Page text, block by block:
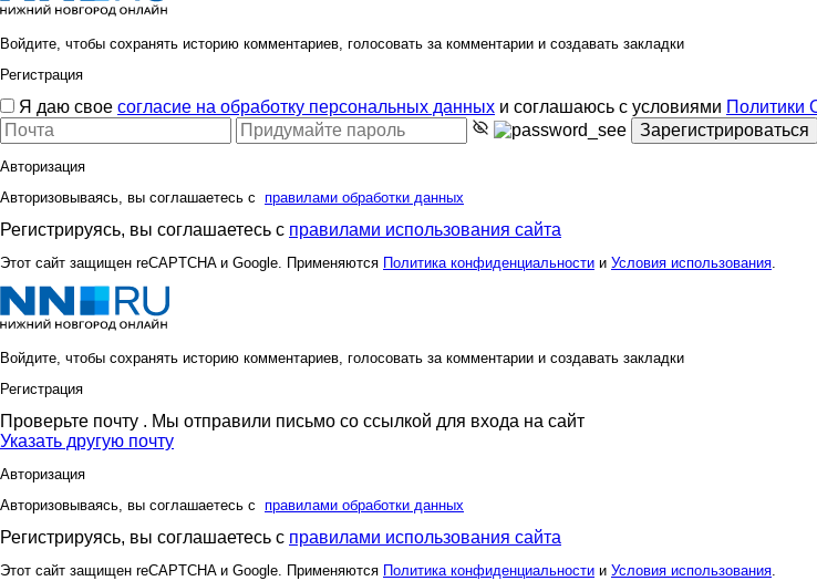
Войдите, чтобы сохранять историю комментариев, голосовать за комментарии и создавать закладки
Регистрация
Я даю свое согласие на обработку персональных данных и соглашаюсь с условиями Политики
Зарегистрироваться
Авторизация
Авторизовываясь, вы соглашаетесь с правилами обработки данных
Регистрируясь, вы соглашаетесь с правилами использования сайта
Этот сайт защищен reCAPTCHA и Google. Применяются Политика конфиденциальности и Условия использования.
Войдите, чтобы сохранять историю комментариев, голосовать за комментарии и создавать закладки
Регистрация
Проверьте почту . Мы отправили письмо со ссылкой для входа на сайт
Указать другую почту
Авторизация
Авторизовываясь, вы соглашаетесь с правилами обработки данных
Регистрируясь, вы соглашаетесь с правилами использования сайта
Этот сайт защищен reCAPTCHA и Google. Применяются Политика конфиденциальности и Условия использования.